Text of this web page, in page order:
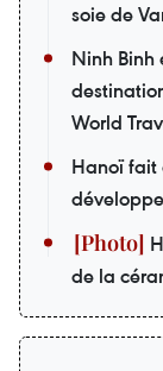
soie de
Ninh Binh
World
Hanoï fait
de la